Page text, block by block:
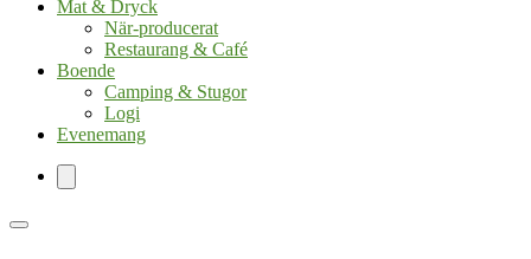
Mat & Dryck
När-producerat
Restaurang & Café
Boende
Camping & Stugor
Logi
Evenemang